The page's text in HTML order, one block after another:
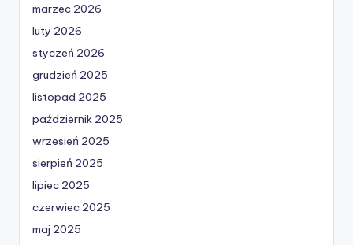
marzec 2026
luty 2026
styczeń 2026
grudzień 2025
listopad 2025
październik 2025
wrzesień 2025
sierpień 2025
lipiec 2025
czerwiec 2025
maj 2025